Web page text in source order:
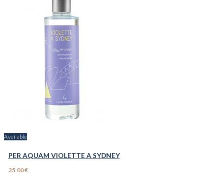
Available
PER AQUAM VIOLETTE A SYDNEY
35,00 €